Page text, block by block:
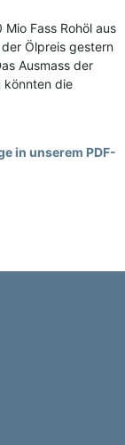
Fass Rohöl aus
Ölpreis gestern
Ausmass der
könnten die
in unserem PDF-